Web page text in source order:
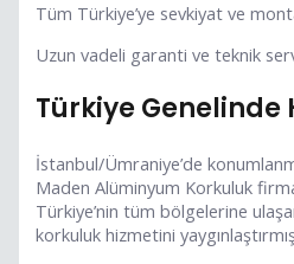
Tüm Türkiye’ye sevkiyat ve
Uzun vadeli garanti ve teknik
Türkiye Genelinde
İstanbul/Ümraniye’de
Maden Alüminyum Korkuluk
Türkiye’nin tüm bölgelerine
korkuluk hizmetini